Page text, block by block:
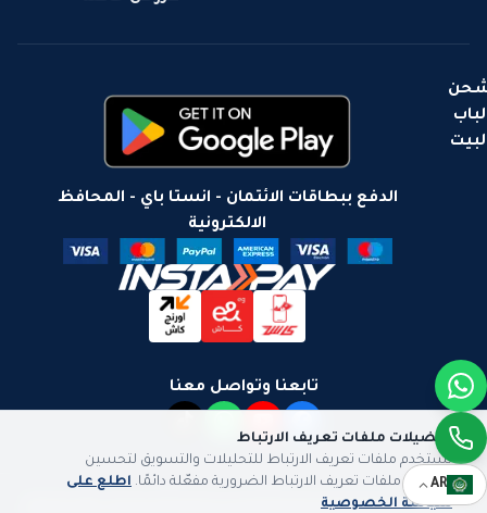
تفضيلات ملفات تعريف الارتباط
نستخدم ملفات تعريف الارتباط للتحليلات والتسويق لتحسين
تجربتك. ملفات تعريف الارتباط الضرورية مفعّلة دائمًا. اطلع على
سياسة الخصوصية
لباب
تابعنا وتواصل معنا
الدفع ببطاقات الائتمان - انستا باي - المحافظ
الالكترونية
سياسة الخصوصيةسياسة الشحن
AR